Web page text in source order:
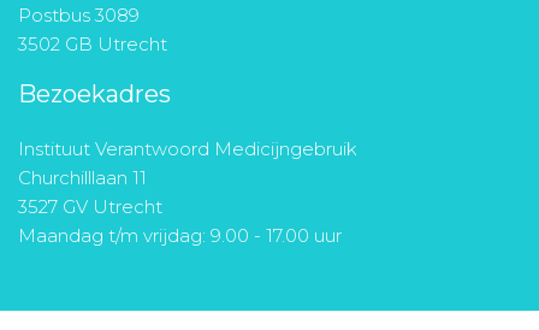
Postbus 3089
3502 GB Utrecht
Bezoekadres
Instituut Verantwoord Medicijngebruik
Churchilllaan 11
3527 GV Utrecht
Maandag t/m vrijdag: 9.00 - 17.00 uur